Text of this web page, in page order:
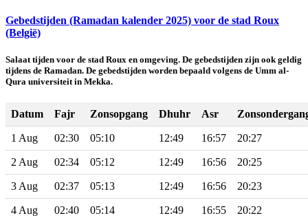
Gebedstijden (Ramadan kalender 2025) voor de stad Roux
(België)
Salaat tijden voor de stad Roux en omgeving. De gebedstijden zijn ook geldig
tijdens de Ramadan. De gebedstijden worden bepaald volgens de Umm al-
Qura universiteit in Mekka.
Datum Fajr Zonsopgang Dhuhr Asr
1 Aug 02:30 05:10 12:49 16:57 20:27
2 Aug 02:34 05:12 12:49 16:56 20:25
3 Aug 02:37 05:13 12:49 16:56 20:23
4 Aug 02:40 05:14 12:49 16:55 20:22